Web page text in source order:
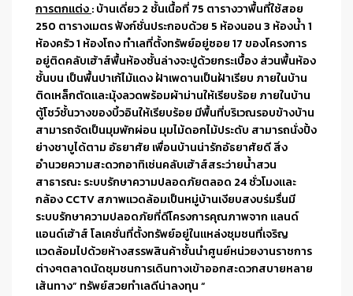
การตกแต่ง: บ้านเดี่ยว 2 ชั้นเนื้อที่ 75 ตารางวาพื้นที่ใช้สอย
250 ตารางเมตร ฟังก์ชั่นประกอบด้วย 5 ห้องนอน 3 ห้องน้ำ 1
ห้องครัว 1 ห้องโถง ทำเลที่ตั้งทรัพย์อยู่ซอย 17 ของโครงการ
อยู่ติดคลับเฮ้าส์พื้นห้องชั้นล่างจะปูด้วยกระเบื้อง ส่วนพื้นห้อง
ชั้นบน เป็นพื้นปาเก้ไม้แดง ฝ้าเพดานเป็นฝ้าเรียบ ภายในบ้าน
ติดเหล็กตัดและมุ้งลวดพร้อมผ้าม่านให้เรียบร้อย ภายในบ้าน
ตู้โชว์ชั้นวางของบิ้วอินให้เรียบร้อย มีพื้นที่บริเวณรอบข้างบ้าน
สามารถจัดเป็นมุมพักผ่อน มุมไม้ดอกไม้ประดับ สามารถนั่งปิ้ง
ย่างชาบูได้ตาม อัธยาศัย เพื่อนบ้านน่ารักอัธยาศัยดี สิ่ง
อำนวยความสะดวกอาทิเช่นคลับเฮ้าส์สระว่ายน้ำสวน
สาธารณะ ระบบรักษาความปลอดภัยตลอด 24 ชั่วโมงและ
กล้อง CCTV สภาพแวดล้อมเป็นหมู่บ้านเงียบสงบร่มรื่นมี
ระบบรักษาความปลอดภัยที่ดีโครงการคุณภาพจาก แลนด์
แอนด์เฮ้าส์ โลเคชั่นที่ตั้งทรัพย์อยู่ในแหล่งชุมชนที่เจริญ
แวดล้อมไปด้วยห้างสรรพสินค้าชั้นนำศูนย์หน่วยงานราชการ
ต่างๆตลาดนัดชุมชนการเดินทางเข้าออกสะดวกสบายหลาย
เส้นทาง” ทรัพย์สวยทำเลดีน่าลงทุน “